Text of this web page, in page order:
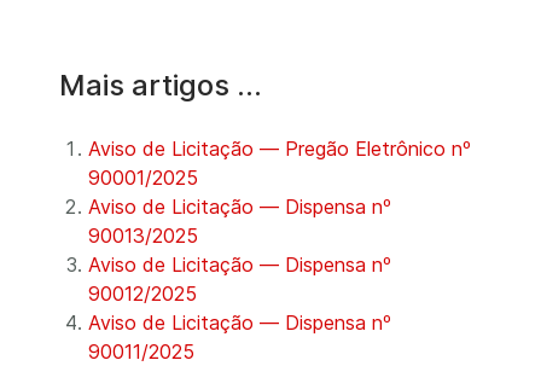
Mais artigos …
Aviso de Licitação — Pregão Eletrônico nº
90001/2025
Aviso de Licitação — Dispensa nº
90013/2025
Aviso de Licitação — Dispensa nº
90012/2025
Aviso de Licitação — Dispensa nº
90011/2025